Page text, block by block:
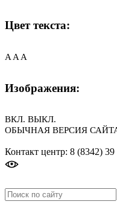
Цвет текста:
A A A
Изображения:
ВКЛ. ВЫКЛ.
ОБЫЧНАЯ ВЕРСИЯ
Контакт центр: 8 (8342) 39